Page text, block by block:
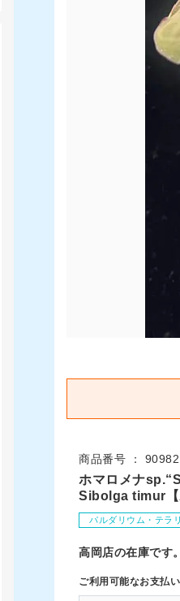
商品番号 ： 90982
ホマロメナ
Sibolga timur【
パルダリウム・テラ
高岡店の在庫です。
ご利用可能なお支払い